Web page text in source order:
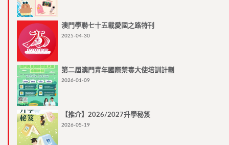
澳門學聯七十五載愛國之路特刊
2025-04-30
第二屆澳門青年國際禁毒大使培訓計劃
2026-01-09
【推介】2026/2027升學秘笈
2026-05-19